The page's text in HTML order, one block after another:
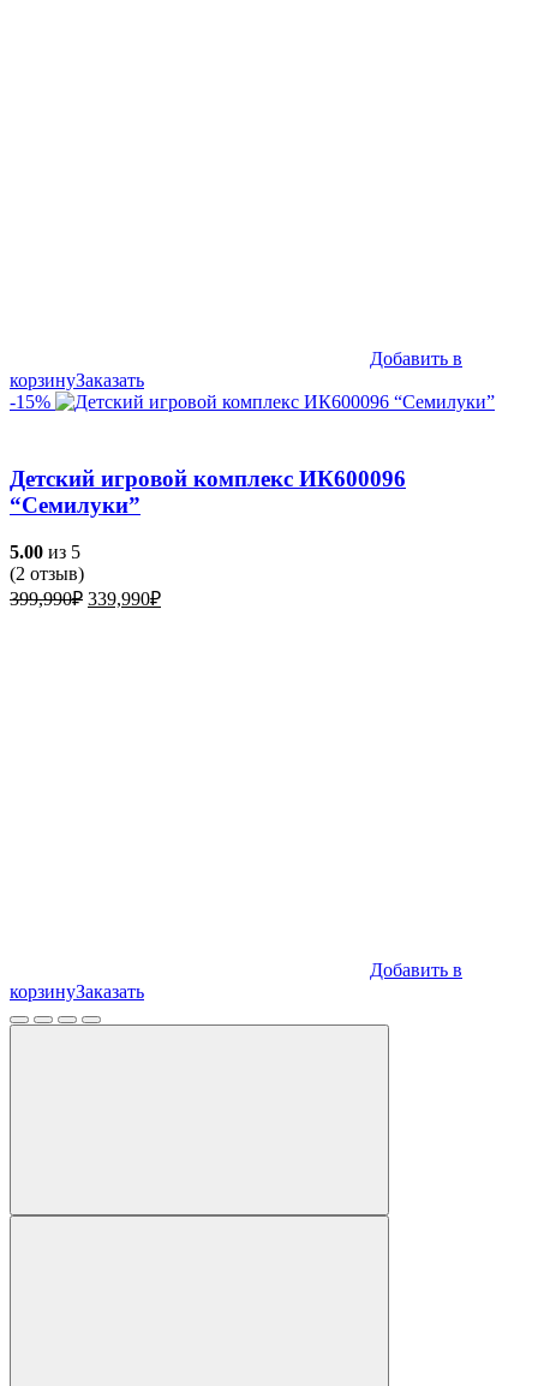
Добавить в
корзинуЗаказать
-15%
Детский игровой комплекс ИК600096
“Семилуки”
5.00 из 5
(2 отзыв)
399,990₽ Первоначальная
339,990₽Текущая
Добавить в
корзинуЗаказать